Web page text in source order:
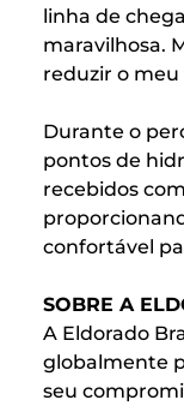
linha de
maravilhosa.
reduzir o
Durante o
pontos de
recebidos
confortável
SOBRE A
A Eldorado
globalmente
seu